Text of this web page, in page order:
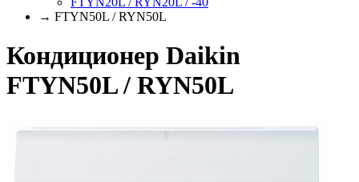
→ FTYN50L / RYN50L
Кондиционер Daikin
FTYN50L / RYN50L